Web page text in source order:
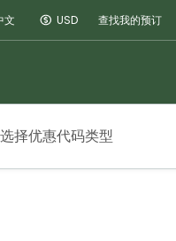
文 USD 查找我的预订
选择优惠代码类型